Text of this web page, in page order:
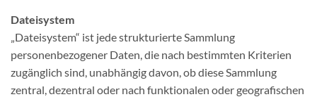
Dateisystem
„Dateisystem“ ist jede strukturierte Sammlung
personenbezogener Daten, die nach bestimmten Kriterien
zugänglich sind, unabhängig davon, ob diese Sammlung
zentral, dezentral oder nach funktionalen oder geografischen